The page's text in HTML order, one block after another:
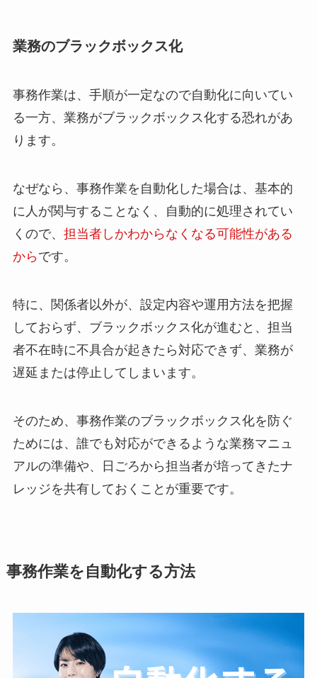
業務のブラックボックス化
事務作業は、手順が一定なので自動化に向いてい
る一方、業務がブラックボックス化する恐れがあ
ります。
なぜなら、事務作業を自動化した場合は、基本的
に人が関与することなく、自動的に処理されてい
くので、 担当者しかわからなくなる可能性がある
から です。
特に、関係者以外が、設定内容や運用方法を把握
しておらず、ブラックボックス化が進むと、担当
者不在時に不具合が起きたら対応できず、業務が
遅延または停止してしまいます。
そのため、事務作業のブラックボックス化を防ぐ
ためには、誰でも対応ができるような業務マニュ
アルの準備や、日ごろから担当者が培ってきたナ
レッジを共有しておくことが重要です。
事務作業を自動化する方法